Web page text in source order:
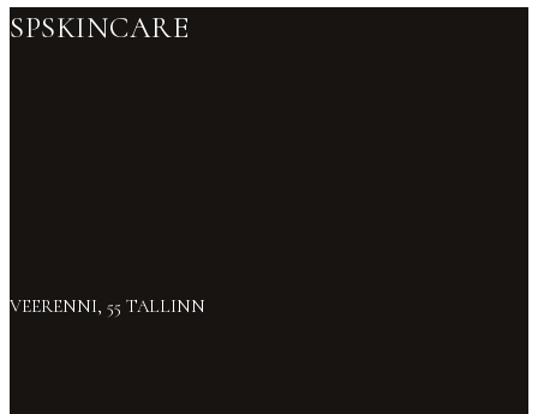
SPSKINCARE
VEERENNI, 55 TALLINN